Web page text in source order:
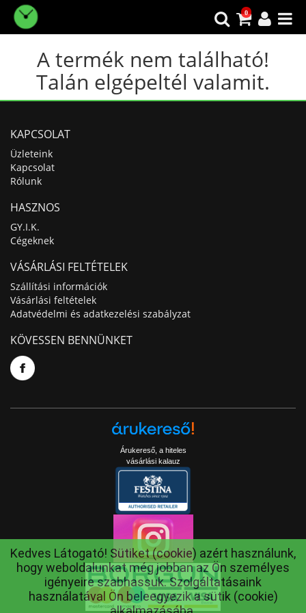
0
A termék nem található!
Talán elgépeltél valamit.
KAPCSOLAT
Üzleteink
Kapcsolat
Rólunk
HASZNOS
GY.I.K.
Cégeknek
VÁSÁRLÁSI FELTÉTELEK
Szállítási információk
Vásárlási feltételek
Adatvédelmi és adatkezelési szabályzat
KÖVESSEN BENNÜNKET
Árukereső, a hiteles
vásárlási kalauz
Kedves Látogató! Sütiket (cookie) azért használunk,
hogy weboldalunkat még jobban az Ön személyes
igényeire szabhassuk. Szolgáltatásaink
használatával Ön beleegyezik a sütik (cookie)